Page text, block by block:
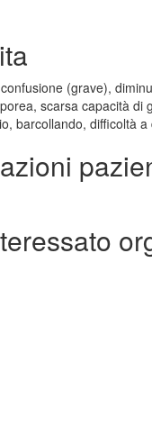
(grave),
scarsa capacità
barcollando, difficoltà